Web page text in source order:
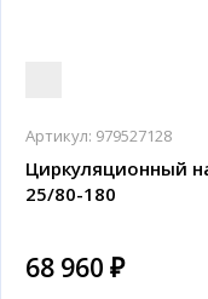
Артикул: 979527128
Циркуляционный
25/80-180
68 960 ₽